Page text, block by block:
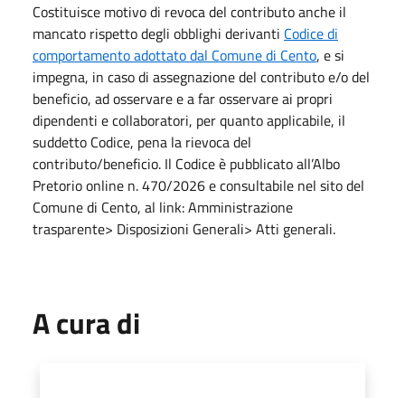
Costituisce motivo di revoca del contributo anche il
mancato rispetto degli obblighi derivanti Codice di
comportamento adottato dal Comune di Cento, e si
impegna, in caso di assegnazione del contributo e/o del
beneficio, ad osservare e a far osservare ai propri
dipendenti e collaboratori, per quanto applicabile, il
suddetto Codice, pena la rievoca del
contributo/beneficio. Il Codice è pubblicato all’Albo
Pretorio online n. 470/2026 e consultabile nel sito del
Comune di Cento, al link: Amministrazione
trasparente> Disposizioni Generali> Atti generali.
A cura di